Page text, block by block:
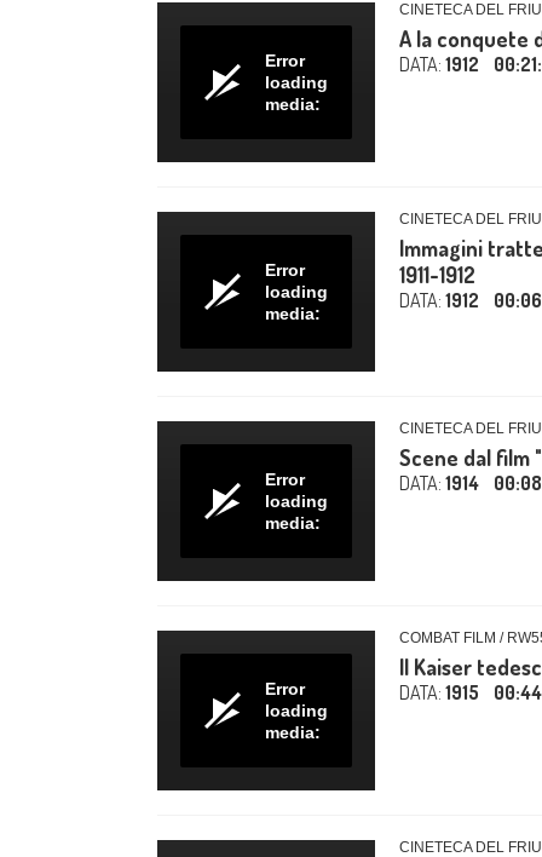
Error
loading
media:
CINETECA DEL
A la conquete
DATA: 1912
Error
loading
media:
CINETECA DEL
Immagini
1911-1912
DATA: 1912
Error
loading
media:
CINETECA DEL
Scene dal film
DATA: 1914
Error
loading
media:
COMBAT FILM /
Il Kaiser
DATA: 1915
CINETECA DEL